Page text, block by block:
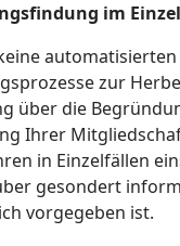
im
automatisierten
zur
über die
Ihrer
in Einzelfällen
gesondert
vorgegeben ist.